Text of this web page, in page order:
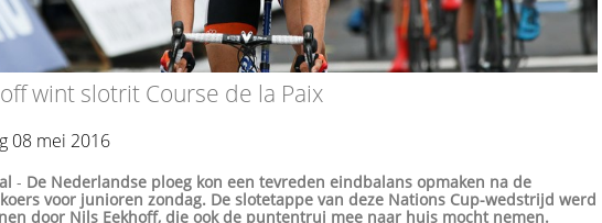
wint slotrit Course de la Paix
08 mei 2016
- De Nederlandse ploeg kon een tevreden eindbalans opmaken na de
voor junioren zondag. De slotetappe van deze Nations Cup-wedstrijd werd
door Nils Eekhoff, die ook de puntentrui mee naar huis mocht nemen.